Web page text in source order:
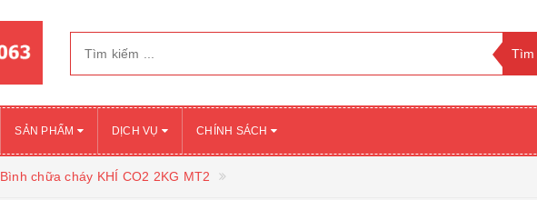
SẢN PHẨM DỊCH VỤ CHÍNH SÁCH
Bình chữa cháy KHÍ CO2 2KG MT2